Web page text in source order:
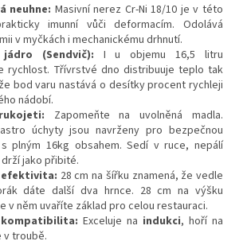
neuhne: Masivní nerez Cr-Ni 18/10 je v této
imunní vůči deformacím. Odolává
v myčkách i mechanickému drhnutí.
(Sendvič): I u objemu 16,5 litru
rychlost. Třívrstvé dno distribuuje teplo tak
bod varu nastává o desítky procent rychleji
nádobí.
Zapomeňte na uvolněná madla.
úchyty jsou navrženy pro bezpečnou
s plným 16kg obsahem. Sedí v ruce, nepálí
jako přibité.
28 cm na šířku znamená, že vedle
dáte další dva hrnce. 28 cm na výšku
v něm uvaříte základ pro celou restauraci.
Exceluje na indukci, hoří na
v troubě.